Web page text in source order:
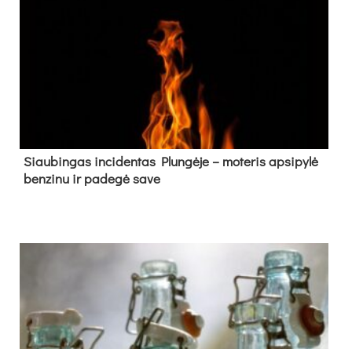
Siau­bin­gas in­ci­den­tas Plun­gė­je – mo­te­ris ap­si­py­lė
ben­zi­nu ir pa­de­gė sa­ve